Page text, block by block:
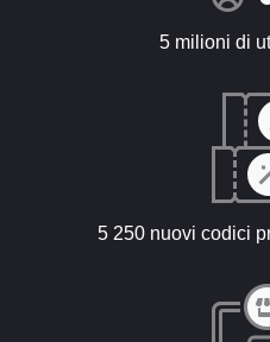
5 milioni di
5 250 nuovi codici